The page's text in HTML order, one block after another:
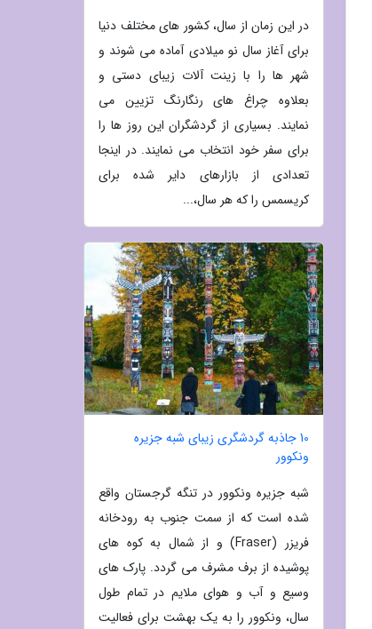
در این زمان از سال، کشور های مختلف دنیا
برای آغاز سال نو میلادی آماده می شوند و
شهر ها را با زینت آلات زیبای دستی و
بعلاوه چراغ های رنگارنگ تزیین می
نمایند. بسیاری از گردشگران این روز ها را
برای سفر خود انتخاب می نمایند. در اینجا
تعدادی از بازارهای دایر شده برای
کریسمس را که هر سال،...
10 جاذبه گردشگری زیبای شبه جزیره
ونکوور
شبه جزیره ونکوور در تنگه گرجستان واقع
شده است که از سمت جنوب به رودخانه
فریزر (Fraser) و از شمال به کوه های
پوشیده از برف مشرف می گردد. پارک های
وسیع و آب و هوای ملایم در تمام طول
سال، ونکوور را به یک بهشت برای فعالیت